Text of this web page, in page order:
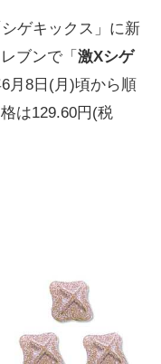
ゲキックス」に新
ブンで「 激Xシゲ
月8日(月)頃から順
は129.60円(税